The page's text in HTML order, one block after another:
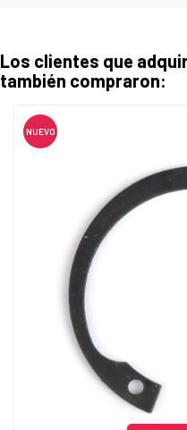
Los clientes que
también compraron:
NUEVO